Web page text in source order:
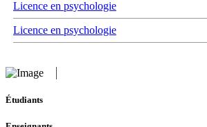
Licence en psychologie
Licence en psychologie
Étudiants